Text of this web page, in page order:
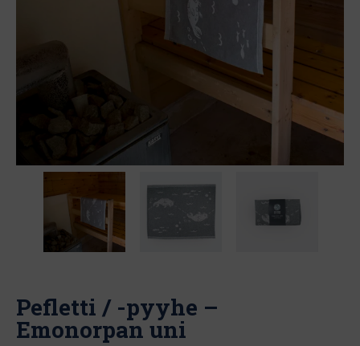
Pefletti / -pyyhe –
Emonorpan uni